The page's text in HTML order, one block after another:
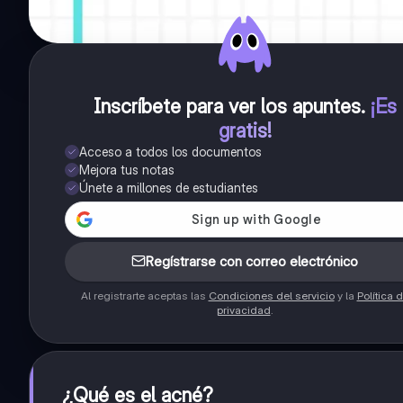
Inscríbete para ver los apuntes. ¡Es
gratis!
Acceso a todos los documentos
Mejora tus notas
Únete a millones de estudiantes
Regístrarse con correo electrónico
Al registrarte aceptas las Condiciones del servicioy la Política
privacidad.
¿Qué es el acné?